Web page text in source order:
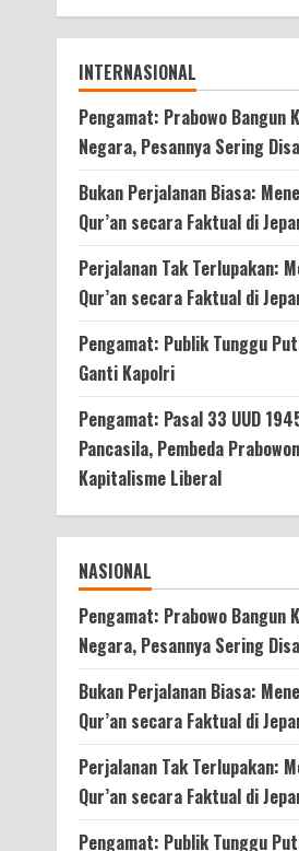
INTERNASIONAL
Pengamat: Prabowo Bangun
Negara, Pesannya Sering
Bukan Perjalanan Biasa:
Qur’an secara Faktual di
Perjalanan Tak Terlupakan:
Qur’an secara Faktual di
Pengamat: Publik Tunggu
Ganti Kapolri
Pengamat: Pasal 33 UUD
Pancasila, Pembeda
Kapitalisme Liberal
NASIONAL
Pengamat: Prabowo Bangun
Negara, Pesannya Sering
Bukan Perjalanan Biasa:
Qur’an secara Faktual di
Perjalanan Tak Terlupakan:
Qur’an secara Faktual di
Pengamat: Publik Tunggu